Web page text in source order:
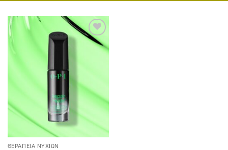
Add to
wishlist
ΘΕΡΑΠΕΊΑ ΝΥΧΙΏΝ